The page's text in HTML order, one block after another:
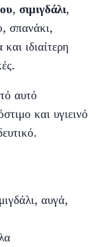
, σιμιγδάλι,
σπανάκι,
ιδιαίτερη
αυτό
και υγιεινό
αυγά,